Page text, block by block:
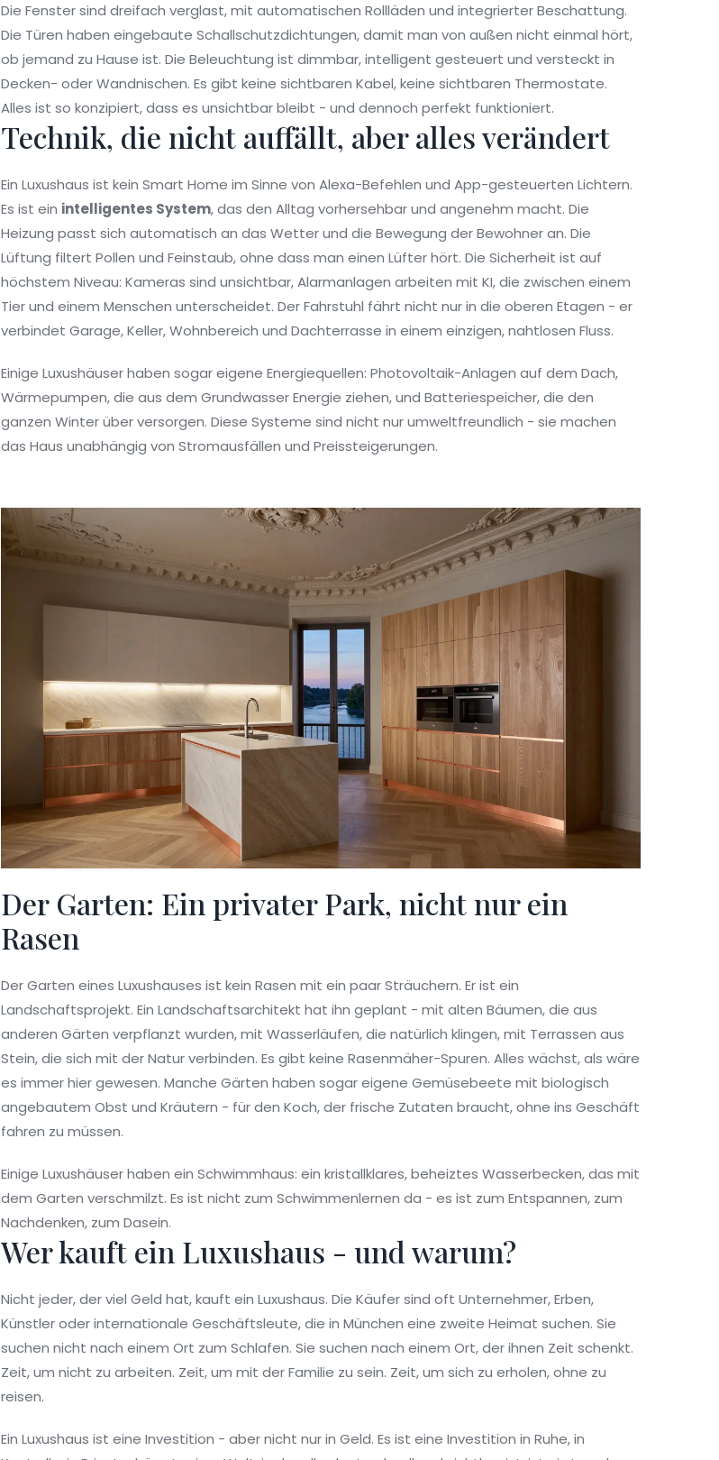
Die Fenster sind dreifach verglast, mit automatischen Rollläden und integrierter Beschattung.
Die Türen haben eingebaute Schallschutzdichtungen, damit man von außen nicht einmal hört,
ob jemand zu Hause ist. Die Beleuchtung ist dimmbar, intelligent gesteuert und versteckt in
Decken- oder Wandnischen. Es gibt keine sichtbaren Kabel, keine sichtbaren Thermostate.
Alles ist so konzipiert, dass es unsichtbar bleibt - und dennoch perfekt funktioniert.
Technik, die nicht auffällt, aber alles verändert
Ein Luxushaus ist kein Smart Home im Sinne von Alexa-Befehlen und App-gesteuerten Lichtern.
Es ist ein intelligentes System, das den Alltag vorhersehbar und angenehm macht. Die
Heizung passt sich automatisch an das Wetter und die Bewegung der Bewohner an. Die
Lüftung filtert Pollen und Feinstaub, ohne dass man einen Lüfter hört. Die Sicherheit ist auf
höchstem Niveau: Kameras sind unsichtbar, Alarmanlagen arbeiten mit KI, die zwischen einem
Tier und einem Menschen unterscheidet. Der Fahrstuhl fährt nicht nur in die oberen Etagen - er
verbindet Garage, Keller, Wohnbereich und Dachterrasse in einem einzigen, nahtlosen Fluss.
Einige Luxushäuser haben sogar eigene Energiequellen: Photovoltaik-Anlagen auf dem Dach,
Wärmepumpen, die aus dem Grundwasser Energie ziehen, und Batteriespeicher, die den
ganzen Winter über versorgen. Diese Systeme sind nicht nur umweltfreundlich - sie machen
das Haus unabhängig von Stromausfällen und Preissteigerungen.
Der Garten: Ein privater Park, nicht nur ein
Rasen
Der Garten eines Luxushauses ist kein Rasen mit ein paar Sträuchern. Er ist ein
Landschaftsprojekt. Ein Landschaftsarchitekt hat ihn geplant - mit alten Bäumen, die aus
anderen Gärten verpflanzt wurden, mit Wasserläufen, die natürlich klingen, mit Terrassen aus
Stein, die sich mit der Natur verbinden. Es gibt keine Rasenmäher-Spuren. Alles wächst, als wäre
es immer hier gewesen. Manche Gärten haben sogar eigene Gemüsebeete mit biologisch
angebautem Obst und Kräutern - für den Koch, der frische Zutaten braucht, ohne ins Geschäft
fahren zu müssen.
Einige Luxushäuser haben ein Schwimmhaus: ein kristallklares, beheiztes Wasserbecken, das mit
dem Garten verschmilzt. Es ist nicht zum Schwimmenlernen da - es ist zum Entspannen, zum
Nachdenken, zum Dasein.
Wer kauft ein Luxushaus - und warum?
Nicht jeder, der viel Geld hat, kauft ein Luxushaus. Die Käufer sind oft Unternehmer, Erben,
Künstler oder internationale Geschäftsleute, die in München eine zweite Heimat suchen. Sie
suchen nicht nach einem Ort zum Schlafen. Sie suchen nach einem Ort, der ihnen Zeit schenkt.
Zeit, um nicht zu arbeiten. Zeit, um mit der Familie zu sein. Zeit, um sich zu erholen, ohne zu
reisen.
Ein Luxushaus ist eine Investition - aber nicht nur in Geld. Es ist eine Investition in Ruhe, in